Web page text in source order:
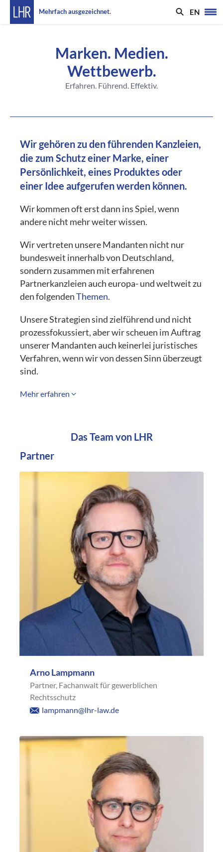
Mehrfach ausgezeichnet. EN
Marken. Medien.
Wettbewerb.
Erfahren. Führend. Effektiv.
Wir gehören zu den führenden Kanzleien,
die zum Schutz einer Marke, einer
Persönlichkeit, eines Produktes oder
einer Idee aufgerufen werden können.
Wir kommen oft erst dann ins Spiel, wenn
andere nicht mehr weiter wissen.
Wir vertreten unsere Mandanten nicht nur
bundesweit innerhalb von Deutschland,
sondern zusammen mit erfahrenen
Partnerkanzleien auch europa- und weltweit zu
den folgendenThemen.
Unsere Strategien sind zielführend und nicht
prozessfokussiert, aber wir scheuen im Auftrag
unserer Mandanten auch keinerlei juristisches
Verfahren, wenn wir von dessen Sinn überzeugt
sind.
Mehr erfahren
Das Team von LHR
Partner
Arno Lampmann
Partner, Fachanwalt für gewerblichen
Rechtsschutz
lampmann@lhr-law.de